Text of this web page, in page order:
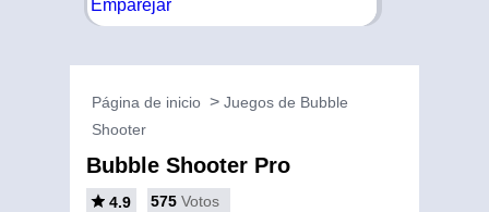
Página de inicio
Juegos de Bubble
Shooter
Bubble Shooter Pro
4.9 575 Votos